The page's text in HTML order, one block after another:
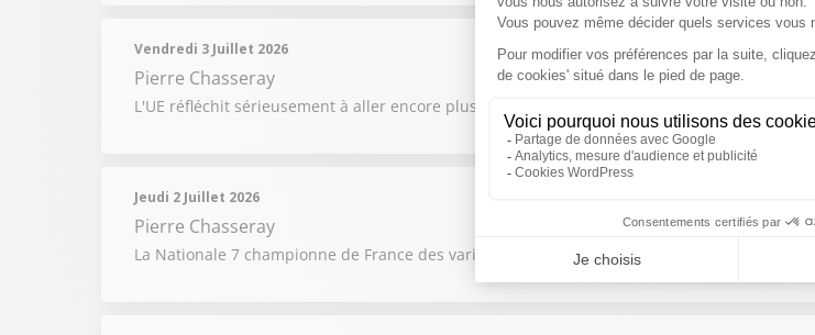
Vendredi 3 Juillet 2026
Pierre Chasseray
L'UE réfléchit sérieusement à aller encore plus loin dans la lutte contre les excès de
Jeudi 2 Juillet 2026
Pierre Chasseray
La Nationale 7 championne de France des variations de limitations de vitesse : écoutez la